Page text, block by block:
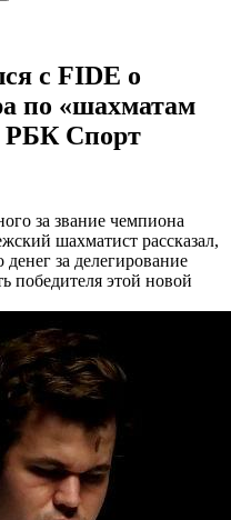
с FIDE о
по «шахматам
РБК Спорт
за звание чемпиона
шахматист рассказал,
за делегирование
победителя этой новой